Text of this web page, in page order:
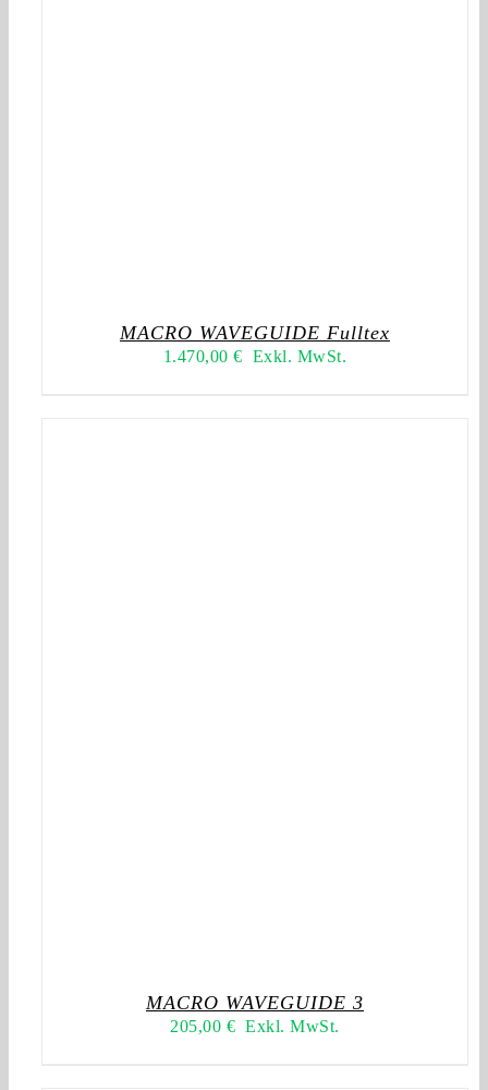
MACRO WAVEGUIDE Fulltex
1.470,00€ Exkl. MwSt.
MACRO WAVEGUIDE 3
205,00 € Exkl. MwSt.